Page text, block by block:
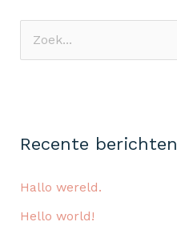
n
r
Recente berichten
Hallo wereld.
Hello world!